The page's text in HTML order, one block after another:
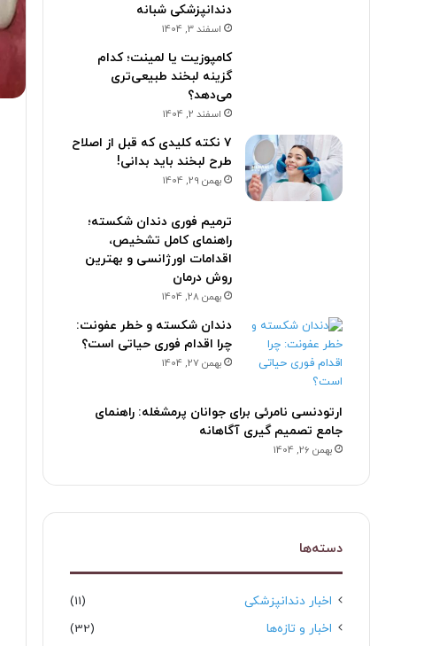
دندانپزشکی شبانه
اسفند 3, 1404
کامپوزیت یا لمینت؛ کدام
گزینه لبخند طبیعی‌تری
می‌دهد؟
اسفند 2, 1404
۷ نکته کلیدی که قبل از اصلاح
طرح لبخند باید بدانی!
بهمن 29, 1404
ترمیم فوری دندان شکسته؛
راهنمای کامل تشخیص،
اقدامات اورژانسی و بهترین
روش درمان
بهمن 28, 1404
دندان شکسته و خطر عفونت:
چرا اقدام فوری حیاتی است؟
بهمن 27, 1404
ارتودنسی نامرئی برای جوانان پرمشغله: راهنمای
جامع تصمیم گیری آگاهانه
بهمن 26, 1404
دسته‌ها
اخبار دندانپزشکی
(11)
اخبار و تازه‌ها
(32)